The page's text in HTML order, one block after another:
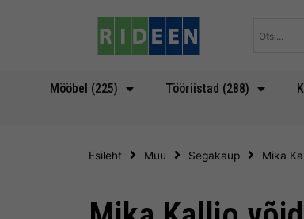
Mööbel (225) Tööriistad (288)
Esileht Muu Segakaup Mika